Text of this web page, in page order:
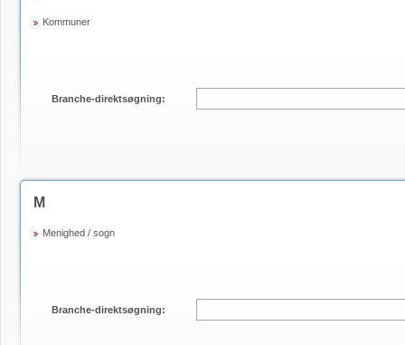
Kommuner
Branche-direktsøgning:
M
Menighed / sogn
Branche-direktsøgning: